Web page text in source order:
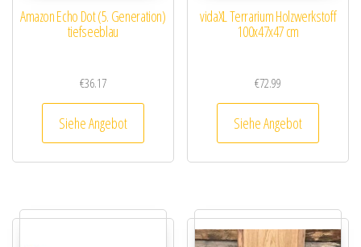
Amazon Echo Dot (5. Generation)
tiefseeblau
€36.17
Siehe Angebot
vidaXL Terrarium Holzwerkstoff
100x47x47 cm
€72.99
Siehe Angebot